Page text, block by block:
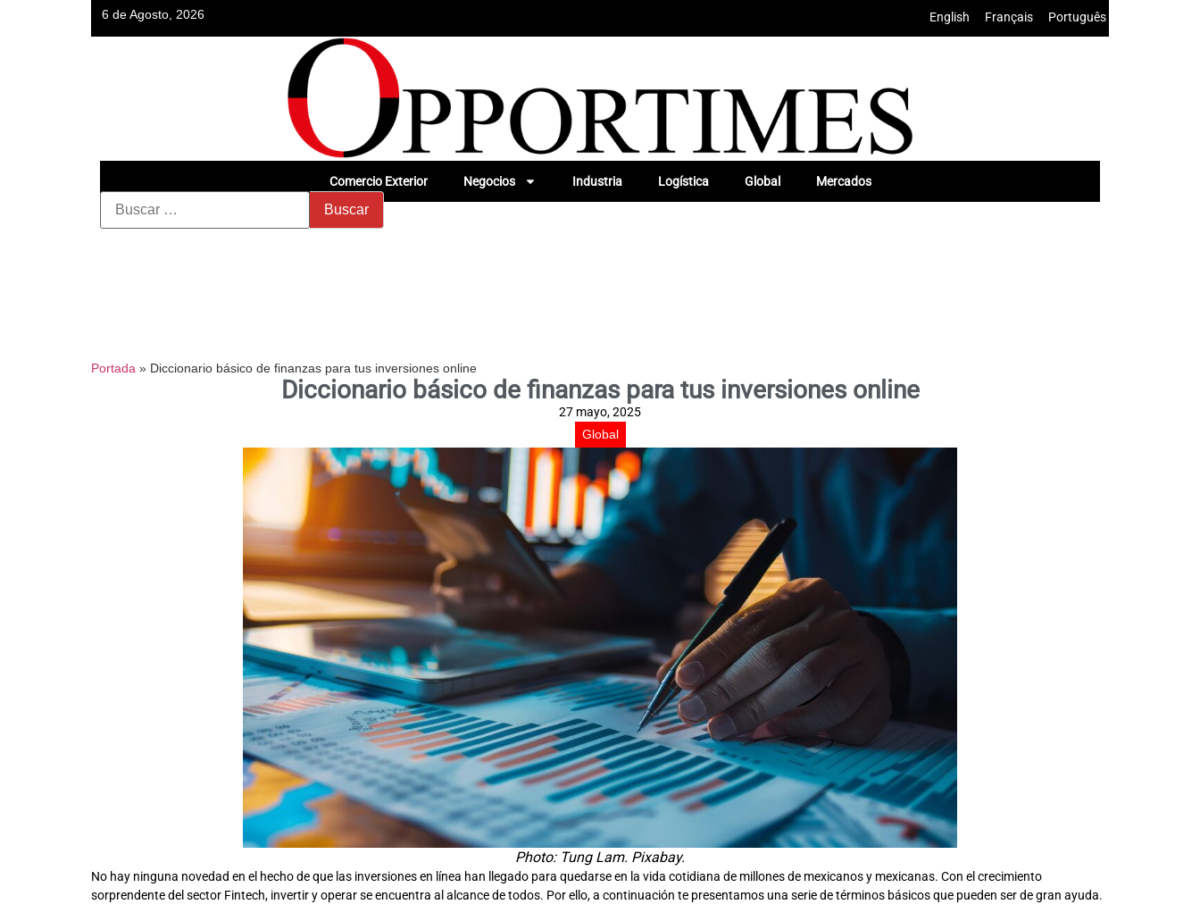
6 de Agosto, 2026 English Français Português
Comercio Exterior Negocios Industria Logística Global Mercados
Portada » Diccionario básico de finanzas para tus inversiones online
Diccionario básico de finanzas para tus inversiones online
27 mayo, 2025
Global
Photo: Tung Lam. Pixabay.
No hay ninguna novedad en el hecho de que las inversiones en línea han llegado para quedarse en la vida cotidiana de millones de mexicanos y mexicanas. Con el crecimiento
sorprendente del sector Fintech, invertir y operar se encuentra al alcance de todos. Por ello, a continuación te presentamos una serie de términos básicos que pueden ser de gran ayuda.